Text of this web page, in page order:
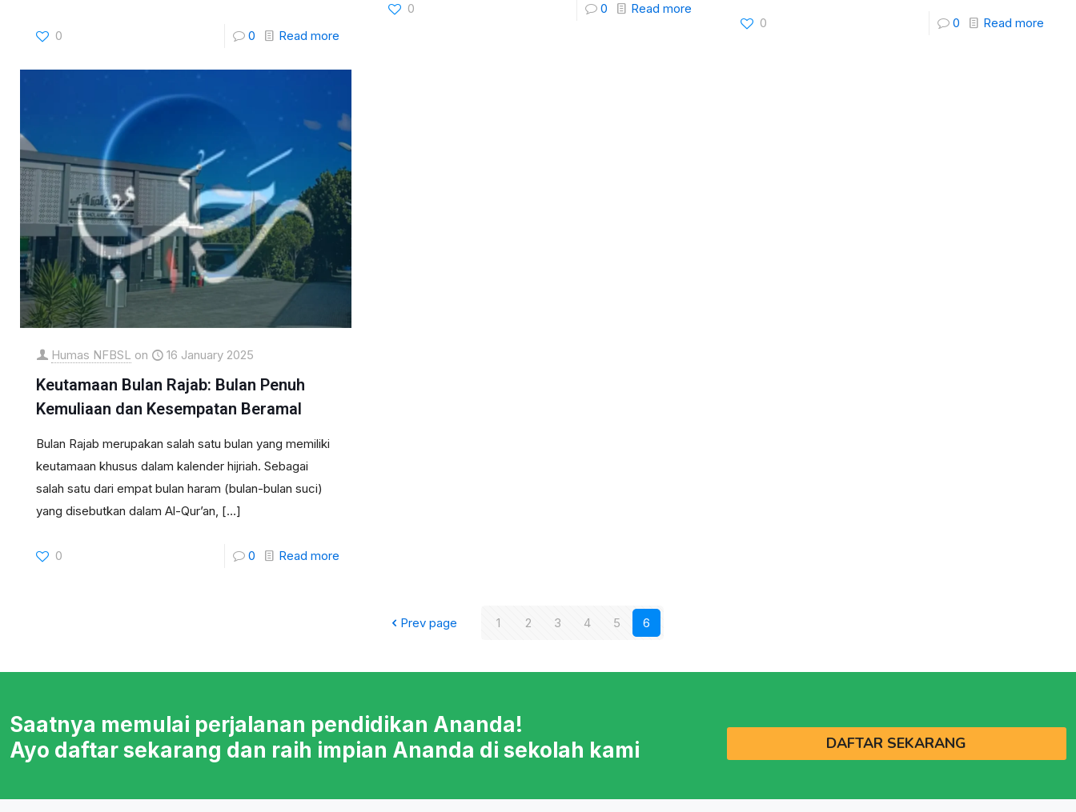
0 0 Read more
0 0 Read more
0 0 Read more
Humas NFBSL on 16 January 2025
Keutamaan Bulan Rajab: Bulan Penuh
Kemuliaan dan Kesempatan Beramal
Bulan Rajab merupakan salah satu bulan yang memiliki
keutamaan khusus dalam kalender hijriah. Sebagai
salah satu dari empat bulan haram (bulan-bulan suci)
yang disebutkan dalam Al-Qur’an, […]
0 0 Read more
Prev page 1 2 3 4 5 6
Saatnya memulai perjalanan pendidikan Ananda!
Ayo daftar sekarang dan raih impian Ananda di sekolah kami
DAFTAR SEKARANG